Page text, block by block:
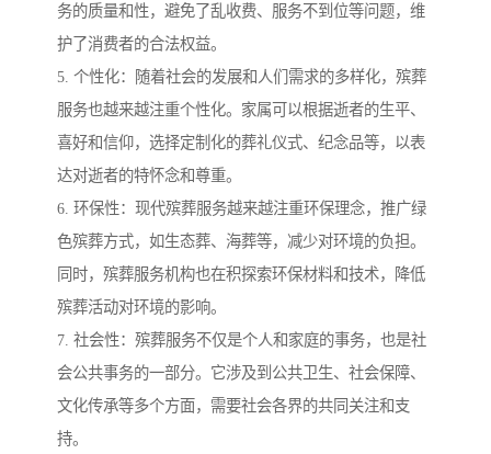
务的质量和性，避免了乱收费、服务不到位等问题，维
护了消费者的合法权益。
5. 个性化：随着社会的发展和人们需求的多样化，殡葬
服务也越来越注重个性化。家属可以根据逝者的生平、
喜好和信仰，选择定制化的葬礼仪式、纪念品等，以表
达对逝者的特怀念和尊重。
6. 环保性：现代殡葬服务越来越注重环保理念，推广绿
色殡葬方式，如生态葬、海葬等，减少对环境的负担。
同时，殡葬服务机构也在积探索环保材料和技术，降低
殡葬活动对环境的影响。
7. 社会性：殡葬服务不仅是个人和家庭的事务，也是社
会公共事务的一部分。它涉及到公共卫生、社会保障、
文化传承等多个方面，需要社会各界的共同关注和支
持。